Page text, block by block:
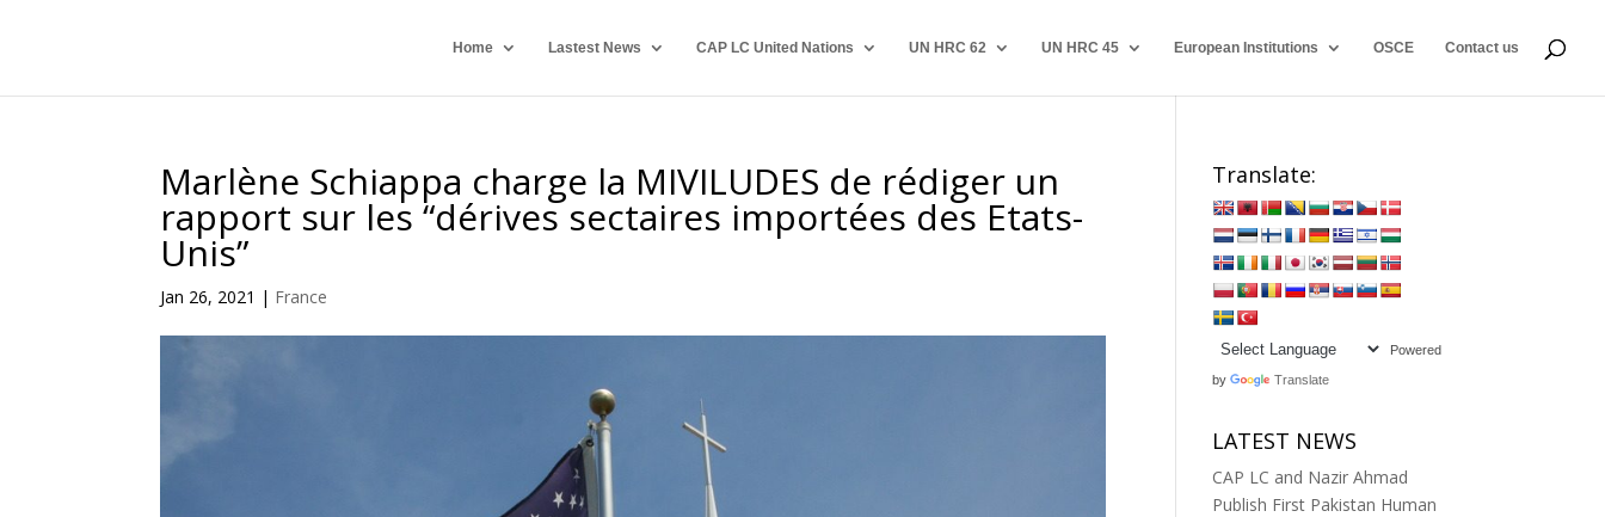
Home Lastest News CAP LC United Nations UN HRC 62 UN HRC 45 European Institutions OSCE Contact us
Marlène Schiappa charge la MIVILUDES de rédiger un
rapport sur les “dérives sectaires importées des Etats-
Unis”
Jan 26, 2021 | France
Translate:
Powered
by Translate
LATEST NEWS
CAP LC and Nazir Ahmad
Publish First Pakistan Human